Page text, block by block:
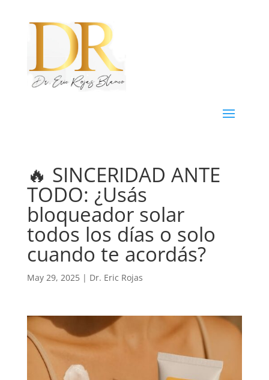
🔥 SINCERIDAD ANTE
TODO: ¿Usás
bloqueador solar
todos los días o solo
cuando te acordás?
May 29, 2025| Dr. Eric Rojas